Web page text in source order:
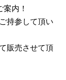
内！
持参して頂い
て販売させて頂